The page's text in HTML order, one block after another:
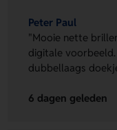
Peter Paul
"Mooie nette
digitale
dubbellaags
6 dagen geleden